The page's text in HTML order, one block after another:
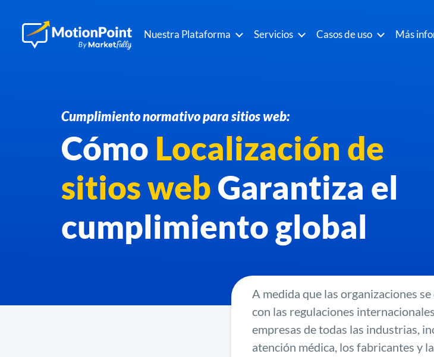
Nuestra Plataforma Servicios Casos de uso Más
Cumplimiento normativo para sitios web:
Cómo Localización de
sitios webGarantiza el
cumplimiento global
A medida que las organizaciones
con las regulaciones
empresas de todas las industrias,
atención médica, los fabricantes y